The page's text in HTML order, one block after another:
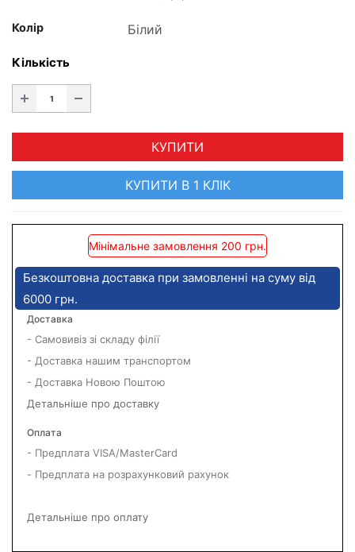
Колір
Кількість
КУПИТИ
КУПИТИ В 1 КЛІК
Мінімальне замовлення 200 грн.
Безкоштовна доставка при замовленні на суму від
6000 грн.
Доставка
- Самовивіз зі складу філії
- Доставка нашим транспортом
- Доставка Новою Поштою
Детальніше про доставку
Оплата
- Предплата VISA/MasterCard
- Предплата на розрахунковий рахунок
Детальніше про оплату